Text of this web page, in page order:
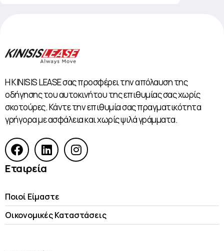
Η KINISIS LEASE σας προσφέρει την απόλαυση της
οδήγησης του αυτοκινήτου της επιθυμίας σας χωρίς
σκοτούρες. Κάντε την επιθυμία σας πραγματικότητα
γρήγορα με ασφάλεια και χωρίς ψιλά γράμματα.
Εταιρεία
Ποιοί Είμαστε
Οικονομικές Kαταστάσεις